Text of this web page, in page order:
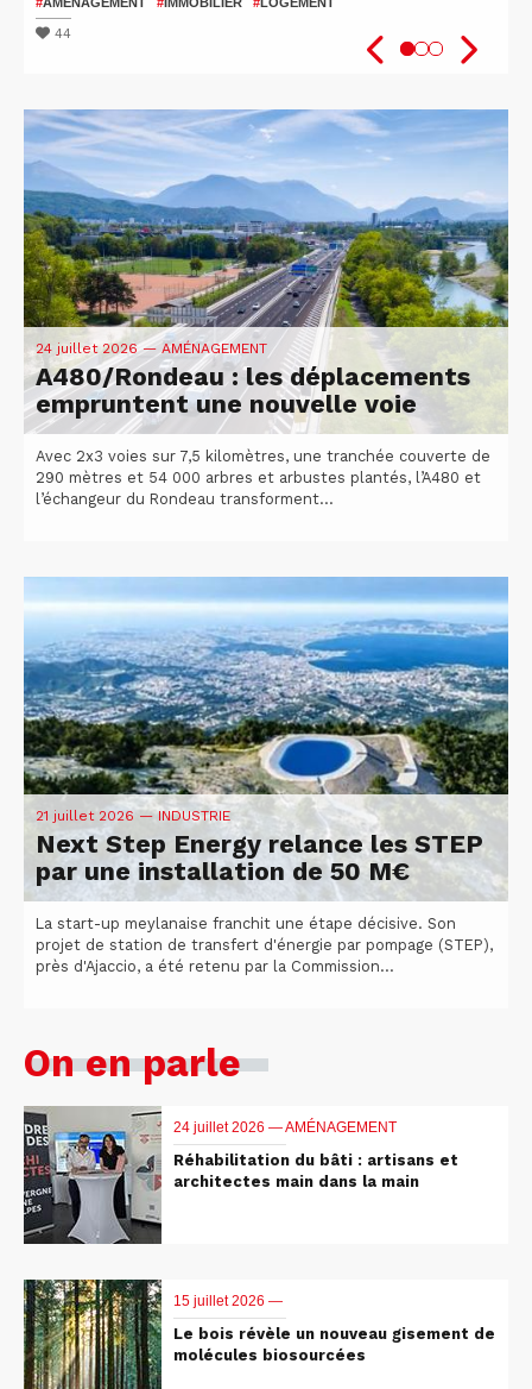
44
#SANTÉ
#VÉLO
24 juillet 2026— AMÉNAGEMENT
A480/Rondeau : les déplacements
empruntent une nouvelle voie
Avec 2x3 voies sur 7,5 kilomètres, une tranchée couverte de
290 mètres et 54 000 arbres et arbustes plantés, l’A480 et
l’échangeur du Rondeau transforment...
21 juillet 2026 — INDUSTRIE
Next Step Energy relance les STEP
par une installation de 50 M€
La start-up meylanaise franchit une étape décisive. Son
projet de station de transfert d'énergie par pompage (STEP),
près d'Ajaccio, a été retenu par la Commission...
On en parle
24 juillet 2026 —AMÉNAGEMENT
Réhabilitation du bâti : artisans et
architectes main dans la main
15 juillet 2026 —
Le bois révèle un nouveau gisement de
molécules biosourcées